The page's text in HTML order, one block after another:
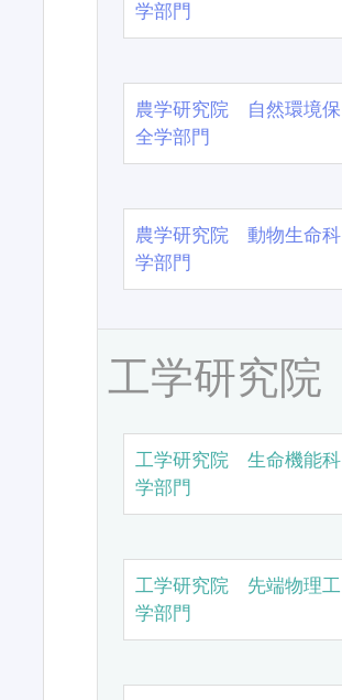
学部門
農学研究院 自然環境保
全学部門
農学研究院 動物生命科
学部門
工学研究院
工学研究院 生命機能科
学部門
工学研究院 先端物理工
学部門